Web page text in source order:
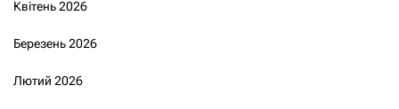
Квітень 2026
Березень 2026
Лютий 2026